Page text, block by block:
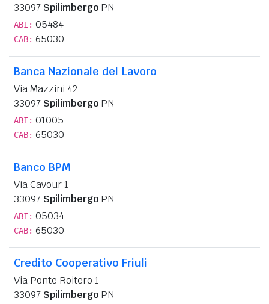
33097 Spilimbergo PN
ABI: 05484
CAB: 65030
Banca Nazionale del Lavoro
Via Mazzini 42
33097 Spilimbergo PN
ABI: 01005
CAB: 65030
Banco BPM
Via Cavour 1
33097 Spilimbergo PN
ABI: 05034
CAB: 65030
Credito Cooperativo Friuli
Via Ponte Roitero 1
33097 Spilimbergo PN